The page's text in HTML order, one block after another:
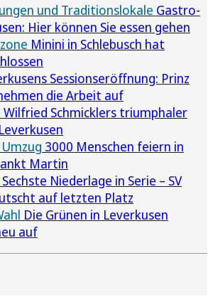
und Traditionslokale Gastro-
Hier können Sie essen gehen
Minini in Schlebusch hat
Sessionseröffnung: Prinz
die Arbeit auf
Wilfried Schmicklers triumphaler
3000 Menschen feiern in
Martin
Sechste Niederlage in Serie – SV
auf letzten Platz
Die Grünen in Leverkusen
auf